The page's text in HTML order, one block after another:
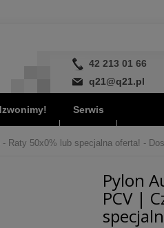
42 213 01 66
q21@q21.pl
Serwis
Raty 50x0% lub specjalna oferta! -
Pylon
PCV |